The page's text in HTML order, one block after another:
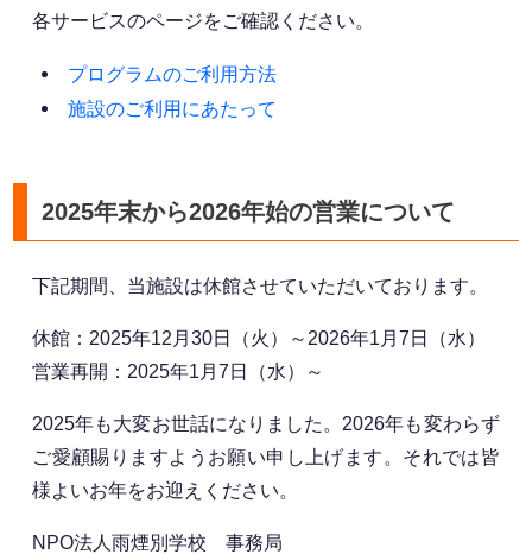
各サービスのページをご確認ください。
プログラムのご利用方法
施設のご利用にあたって
2025年末から2026年始の営業について
下記期間、当施設は休館させていただいております。
休館：2025年12月30日（火）～2026年1月7日（水）
営業再開：2025年1月7日（水）～
2025年も大変お世話になりました。2026年も変わらず
ご愛顧賜りますようお願い申し上げます。それでは皆
様よいお年をお迎えください。
NPO法人雨煙別学校 事務局